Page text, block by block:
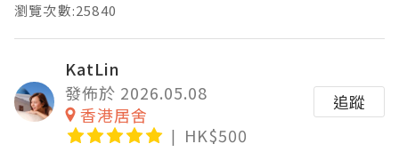
瀏覽次數:25840
KatLin
發佈於 2026.05.08
香港居舍
HK$500
追蹤